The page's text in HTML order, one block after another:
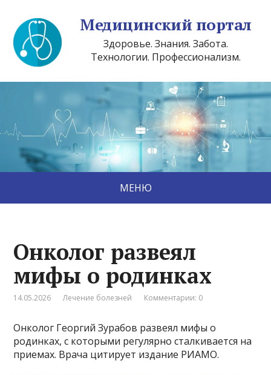
Медицинский портал
Здоровье. Знания. Забота.
Технологии. Профессионализм.
МЕНЮ
Онколог развеял
мифы о родинках
14.05.2026 Лечение болезней Комментарии: 0
Онколог Георгий Зурабов развеял мифы о
родинках, с которыми регулярно сталкивается на
приемах. Врача цитирует издание РИАМО.